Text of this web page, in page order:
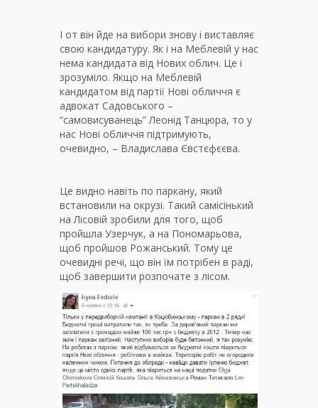
І от він йде на вибори знову і виставляє
свою кандидатуру. Як і на Меблевій у нас
нема кандидата від Нових облич. Це і
зрозуміло. Якщо на Меблевій
кандидатом від партії Нові обличчя є
адвокат Садовського –
“самовисуванець” Леонід Танцюра, то у
нас Нові обличчя підтримують,
очевидно, – Владислава Євстєфєєва.
Це видно навіть по паркану, який
встановили на окрузі. Такий самісінький
на Лісовій зробили для того, щоб
пройшла Узерчук, а на Пономарьова,
щоб пройшов Рожанський. Тому це
очевидні речі, що він їм потрібен в раді,
щоб завершити розпочате з лісом.